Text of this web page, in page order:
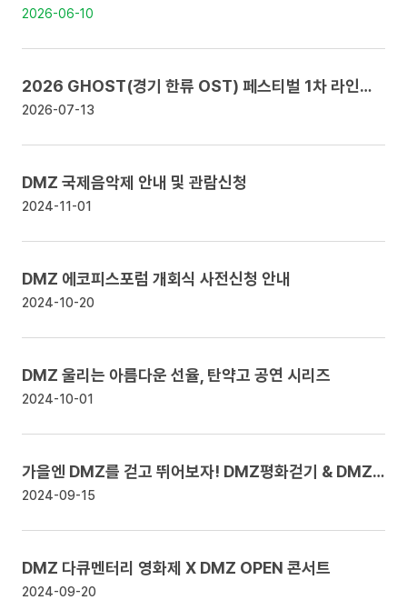
2026-06-10
2026 GHOST(경기 한류 OST) 페스티벌 1차 라인업 공개 및 얼리버드 티켓 판매 안내
2026-07-13
DMZ 국제음악제 안내 및 관람신청
2024-11-01
DMZ 에코피스포럼 개회식 사전신청 안내
2024-10-20
DMZ 울리는 아름다운 선율, 탄약고 공연 시리즈
2024-10-01
가을엔 DMZ를 걷고 뛰어보자! DMZ평화걷기 & DMZ평화마라톤 안내
2024-09-15
DMZ 다큐멘터리 영화제 X DMZ OPEN 콘서트
2024-09-20